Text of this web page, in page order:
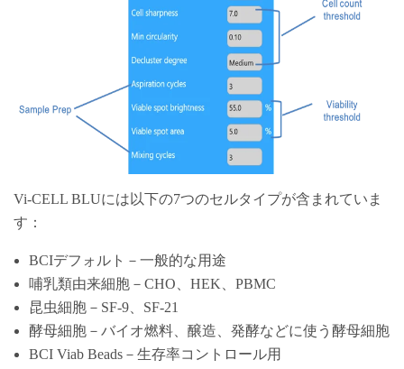
Vi-CELL BLUには以下の7つのセルタイプが含まれていま
す：
BCIデフォルト－一般的な用途
哺乳類由来細胞－CHO、HEK、PBMC
昆虫細胞－SF-9、SF-21
酵母細胞－バイオ燃料、醸造、発酵などに使う酵母細胞
BCI Viab Beads－生存率コントロール用